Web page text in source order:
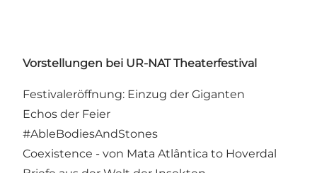
Vorstellungen bei UR-NAT Theaterfestival
Festivaleröffnung: Einzug der Giganten
Echos der Feier
#AbleBodiesAndStones
Coexistence - von Mata Atlântica to Hoverdal